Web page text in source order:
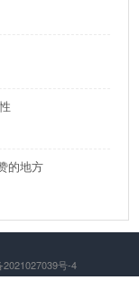
的地方
号-4